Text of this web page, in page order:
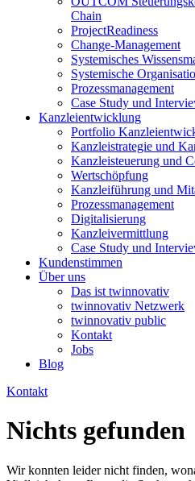
Chain
ProjectReadiness
Change-Management
Systemisches
Systemische
Prozessmanagement
Case Study und
Kanzleientwicklung
Portfolio
Kanzleistrategie und
Kanzleisteuerung und
Wertschöpfung
Kanzleiführung und
Prozessmanagement
Digitalisierung
Kanzleivermittlung
Case Study und
Kundenstimmen
Über uns
Das ist twinnovativ
twinnovativ Netzwerk
twinnovativ public
Kontakt
Jobs
Blog
Kontakt
Nichts gefunden
Wir konnten leider nicht finden,